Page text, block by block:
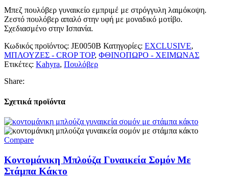
Μπεζ πουλόβερ γυναικείο εμπριμέ με στρόγγυλη λαιμόκοψη.
Ζεστό πουλόβερ απαλό στην υφή με μοναδικό μοτίβο.
Σχεδιασμένο στην Ισπανία.
Κωδικός προϊόντος: JE0050B Κατηγορίες: EXCLUSIVE,
ΜΠΛΟΥΖΕΣ - CROP TOP, ΦΘΙΝΟΠΩΡΟ - ΧΕΙΜΩΝΑΣ
Ετικέτες: Kahyra, Πουλόβερ
Share:
Σχετικά προϊόντα
Compare
Κοντομάνικη Μπλούζα Γυναικεία Σομόν Με
Στάμπα Κάκτο